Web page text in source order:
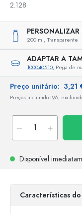
2.128
200 ml, Transparente
ADAPTAR A
100040510, Pega de
Preço unitário: 3,21
Preços incluindo IVA,
Disponível
Características